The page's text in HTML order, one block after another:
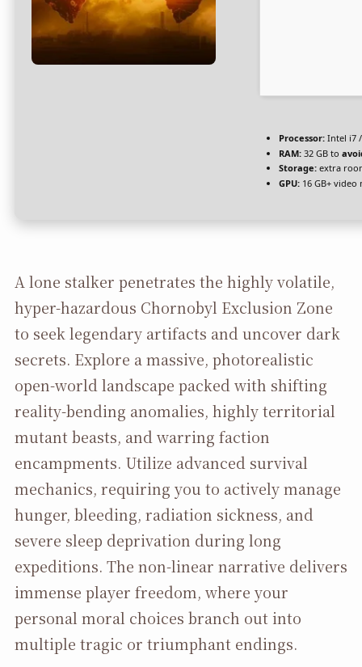
Processor:Intel i7
RAM:32 GB to
Storage:extra
GPU:16 GB+ video
A lone stalker penetrates the highly volatile,
hyper-hazardous Chornobyl Exclusion Zone
to seek legendary artifacts and uncover dark
secrets. Explore a massive, photorealistic
open-world landscape packed with shifting
reality-bending anomalies, highly territorial
mutant beasts, and warring faction
encampments. Utilize advanced survival
mechanics, requiring you to actively manage
hunger, bleeding, radiation sickness, and
severe sleep deprivation during long
expeditions. The non-linear narrative delivers
immense player freedom, where your
personal moral choices branch out into
multiple tragic or triumphant endings.